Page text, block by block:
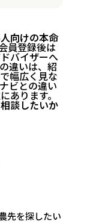
向けの本命
員登録後は
バイザーへ
違いは、紹
幅広く見な
ビとの違い
あります。
談したいか
を探したいとき